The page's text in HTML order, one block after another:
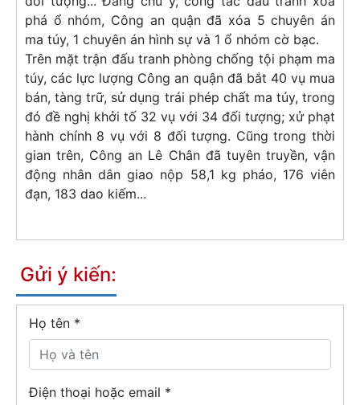
phá ổ nhóm, Công an quận đã xóa 5 chuyên án
ma túy, 1 chuyên án hình sự và 1 ổ nhóm cờ bạc.
Trên mặt trận đấu tranh phòng chống tội phạm ma
túy, các lực lượng Công an quận đã bắt 40 vụ mua
bán, tàng trữ, sử dụng trái phép chất ma túy, trong
đó đề nghị khởi tố 32 vụ với 34 đối tượng; xử phạt
hành chính 8 vụ với 8 đối tượng. Cũng trong thời
gian trên, Công an Lê Chân đã tuyên truyền, vận
động nhân dân giao nộp 58,1 kg pháo, 176 viên
đạn, 183 dao kiếm...
Gửi ý kiến:
Họ tên *
Điện thoại hoặc email *